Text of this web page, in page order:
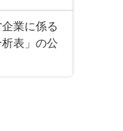
業に係る
析表」の公